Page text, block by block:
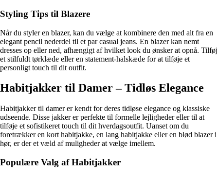
Styling Tips til Blazere
Når du styler en blazer, kan du vælge at kombinere den med alt fra en
elegant pencil nederdel til et par casual jeans. En blazer kan nemt
dresses op eller ned, afhængigt af hvilket look du ønsker at opnå. Tilføj
et stilfuldt tørklæde eller en statement-halskæde for at tilføje et
personligt touch til dit outfit.
Habitjakker til Damer – Tidløs Elegance
Habitjakker til damer er kendt for deres tidløse elegance og klassiske
udseende. Disse jakker er perfekte til formelle lejligheder eller til at
tilføje et sofistikeret touch til dit hverdagsoutfit. Uanset om du
foretrækker en kort habitjakke, en lang habitjakke eller en blød blazer i
hør, er der et væld af muligheder at vælge imellem.
Populære Valg af Habitjakker